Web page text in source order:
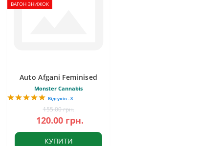
ВАГОН ЗНИЖОК
Auto Afgani Feminised
Monster Cannabis
Відгуків - 8
155.00 грн.
120.00 грн.
КУПИТИ